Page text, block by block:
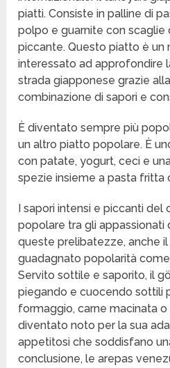
piatti. Consiste in palline di
polpo e guarnite con scaglie
piccante. Questo piatto è un
interessato ad approfondire
strada giapponese grazie
combinazione di sapori e
È diventato sempre più
un altro piatto popolare. È
con patate, yogurt, ceci e
spezie insieme a pasta fritta
I sapori intensi e piccanti del
popolare tra gli appassionati
queste prelibatezze, anche
guadagnato popolarità
Servito sottile e saporito, il
piegando e cuocendo sottili
formaggio, carne macinata
diventato noto per la sua
appetitosi che soddisfano
conclusione, le arepas